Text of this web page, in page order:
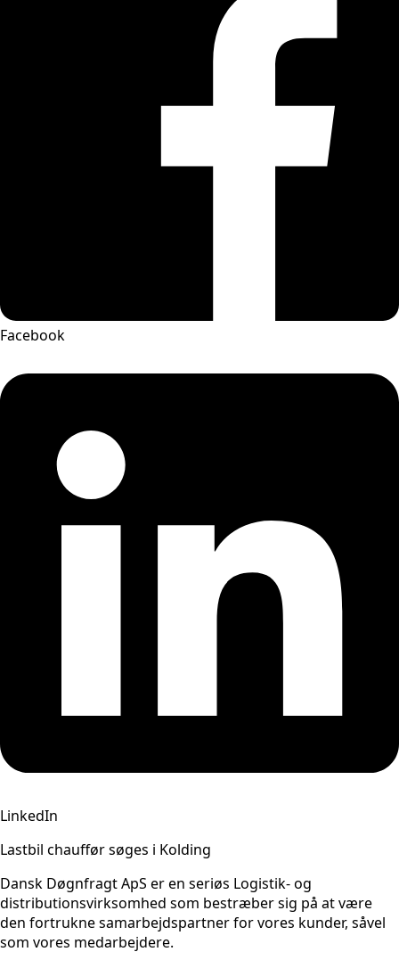
Facebook
LinkedIn
Lastbil chauffør søges i Kolding
Dansk Døgnfragt ApS er en seriøs Logistik- og
distributionsvirksomhed som bestræber sig på at være
den fortrukne samarbejdspartner for vores kunder, såvel
som vores medarbejdere.